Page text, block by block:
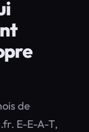
de
E-E-A-T,